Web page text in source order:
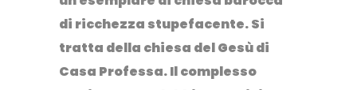
di ricchezza stupefacente. Si
tratta della chiesa del Gesù di
Casa Professa. Il complesso